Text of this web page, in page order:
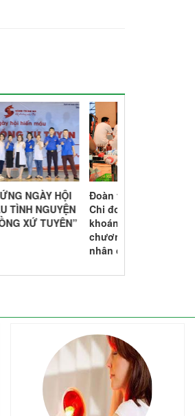
Đoàn viên thanh niên
đoàn Bệnh viện Suối
Mỹ Lâm tham gia
chương trình Hiến máu
nhân đạo năm 2019